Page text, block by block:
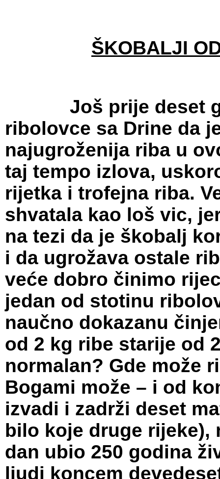
ŠKOBALJI
Još prije deset
ribolovce sa Drine da
najugroženija riba u
taj tempo izlova,
rijetka i trofejna riba.
shvatala kao loš vic,
na tezi da je škobalj
i da ugrožava ostale
veće dobro činimo
jedan od stotinu
naučno dokazanu
od 2 kg ribe starije od
normalan? Gde može
Bogami može – i od
izvadi i zadrži deset
bilo koje druge rijeke),
dan ubio 250 godina
ljudi koncem